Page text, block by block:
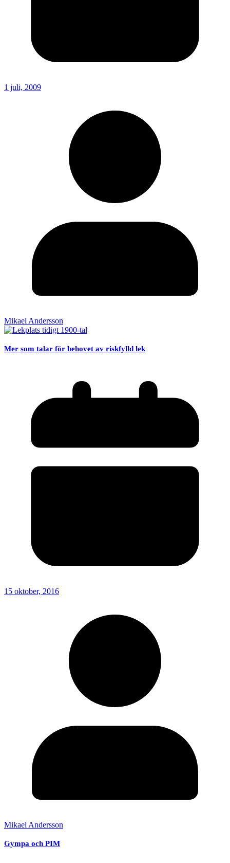
1 juli, 2009
Mikael Andersson
Mer som talar för behovet av riskfylld lek
15 oktober, 2016
Mikael Andersson
Gympa och PIM